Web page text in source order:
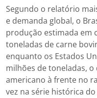
Segundo o relatório
e demanda global, o
produção estimada em
toneladas de carne
enquanto os Estados
milhões de toneladas,
americano à frente no
vez na série histórica